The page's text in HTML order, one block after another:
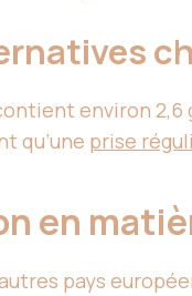
environ 2,6
qu’une prise
en
pays